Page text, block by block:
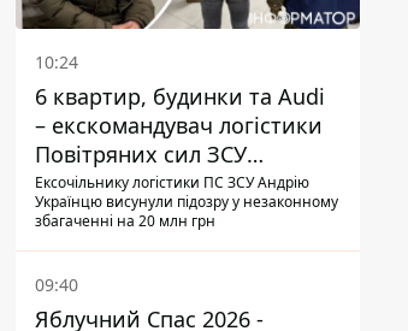
10:24
6 квартир, будинки та Audi
– екскомандувач логістики
Повітряних сил ЗСУ
отримав нову підозру
Ексочільнику логістики ПС ЗСУ Андрію
Українцю висунули підозру у незаконному
збагаченні на 20 млн грн
09:40
Яблучний Спас 2026 -